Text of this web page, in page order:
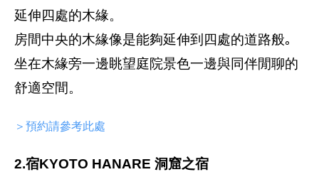
延伸四處的木緣。
房間中央的木緣像是能夠延伸到四處的道路般｡
坐在木緣旁一邊眺望庭院景色一邊與同伴閒聊的
舒適空間。
＞預約請參考此處
2.宿KYOTO HANARE 洞窟之宿